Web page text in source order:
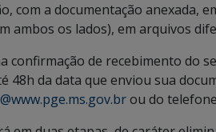
com a documentação anexada,
ambos os lados), em arquivos
confirmação de recebimento do
48h da data que enviou sua
ou do